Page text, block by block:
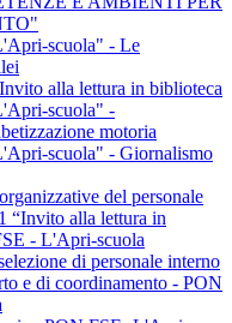
scuola" - Le
alla lettura in biblioteca
scuola" -
motoria
scuola" - Giornalismo
del personale
“Invito alla lettura in
- L'Apri-scuola
di personale interno
e di coordinamento - PON